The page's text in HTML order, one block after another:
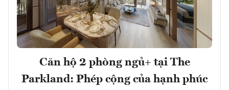
Căn hộ 2 phòng ngủ+ tại The
Parkland: Phép cộng của hạnh phúc